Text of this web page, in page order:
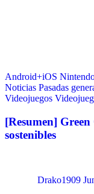
Android+iOS
Noticias Pasadas
Videojuegos
[Resumen] Green
sostenibles
Drako1909